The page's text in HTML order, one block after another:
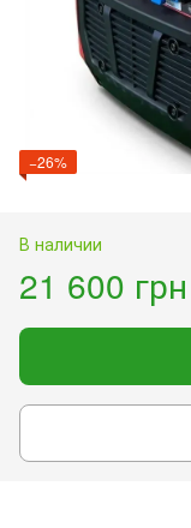
−26%
В наличии
21 600 грн